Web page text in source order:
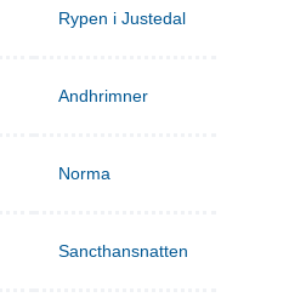
Rypen i Justedal
Andhrimner
Norma
Sancthansnatten